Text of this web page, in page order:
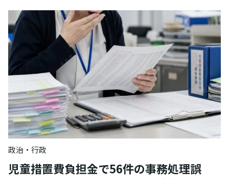
政治・行政
児童措置費負担金で56件の事務処理誤